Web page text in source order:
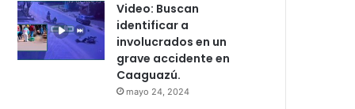
Video: Buscan
identificar a
involucrados en un
grave accidente en
Caaguazú.
mayo 24, 2024